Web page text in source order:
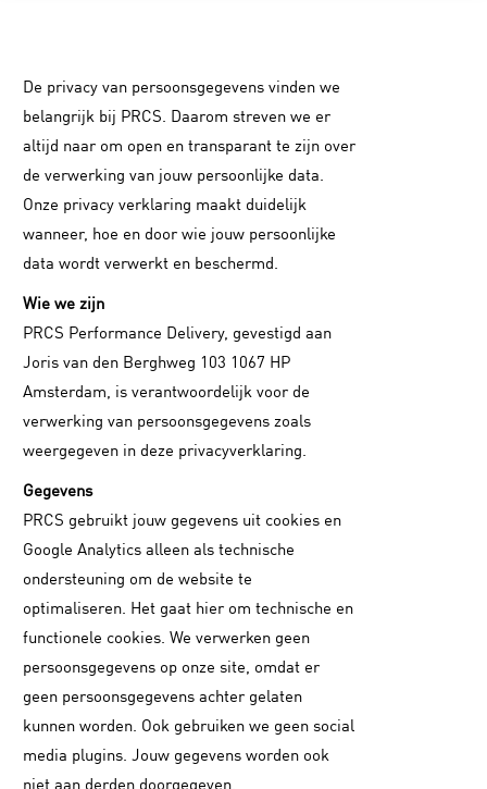
De privacy van persoonsgegevens vinden we
belangrijk bij PRCS. Daarom streven we er
altijd naar om open en transparant te zijn over
de verwerking van jouw persoonlijke data.
Onze privacy verklaring maakt duidelijk
wanneer, hoe en door wie jouw persoonlijke
data wordt verwerkt en beschermd.
Wie we zijn
PRCS Performance Delivery, gevestigd aan
Joris van den Berghweg 103 1067 HP
Amsterdam, is verantwoordelijk voor de
verwerking van persoonsgegevens zoals
weergegeven in deze privacyverklaring.
Gegevens
PRCS gebruikt jouw gegevens uit cookies en
Google Analytics alleen als technische
ondersteuning om de website te
optimaliseren. Het gaat hier om technische en
functionele cookies. We verwerken geen
persoonsgegevens op onze site, omdat er
geen persoonsgegevens achter gelaten
kunnen worden. Ook gebruiken we geen social
media plugins. Jouw gegevens worden ook
niet aan derden doorgegeven.